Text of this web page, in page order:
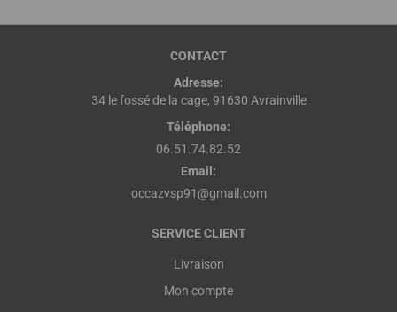
CONTACT
Adresse:
34 le fossé de la cage, 91630 Avrainville
Téléphone:
06.51.74.82.52
Email:
occazvsp91@gmail.com
SERVICE CLIENT
Livraison
Mon compte